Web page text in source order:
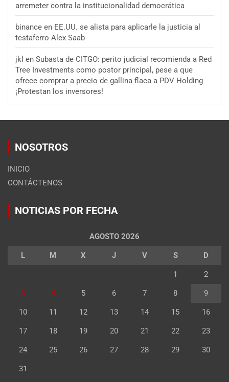
arremeter contra la institucionalidad democrática
binance en EE.UU. se alista para aplicarle la justicia al
testaferro Alex Saab
jkl en Subasta de CITGO: perito judicial recomienda a Red
Tree Investments como postor principal, pese a que
ofrece comprar a precio de gallina flaca a PDV Holding
¡Protestan los inversores!
NOSOTROS
INICIO
CONTÁCTENOS
NOTICIAS POR FECHA
AGOSTO 2026
L M X J V S D
1 2
3 4 5 6 7 8 9
10 11 12 13 14 15 16
17 18 19 20 21 22 23
24 25 26 27 28 29 30
31